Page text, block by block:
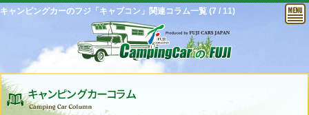
キャンピングカーのフジ「キャブコン」関連コラム一覧 (7 / 11)